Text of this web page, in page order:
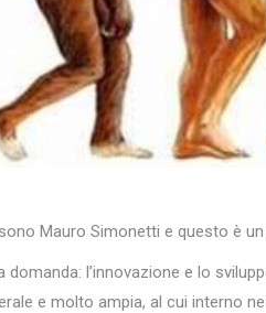
Mauro Simonetti e questo è
domanda: l’innovazione e lo
e molto ampia, al cui interno